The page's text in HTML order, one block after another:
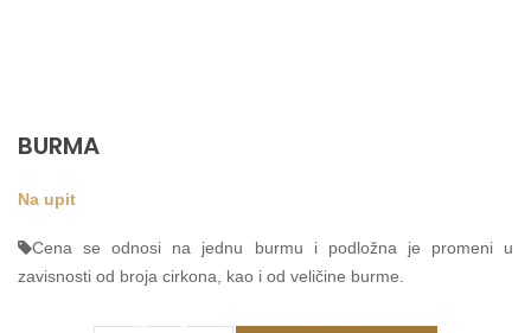
BURMA
Na upit
Cena se odnosi na jednu burmu i podložna je promeni u
zavisnosti od broja cirkona, kao i od veličine burme.